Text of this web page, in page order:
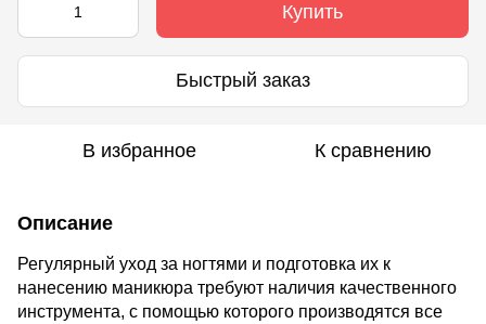
Купить
Быстрый заказ
В избранное К сравнению
Описание
Регулярный уход за ногтями и подготовка их к
нанесению маникюра требуют наличия качественного
инструмента, с помощью которого производятся все